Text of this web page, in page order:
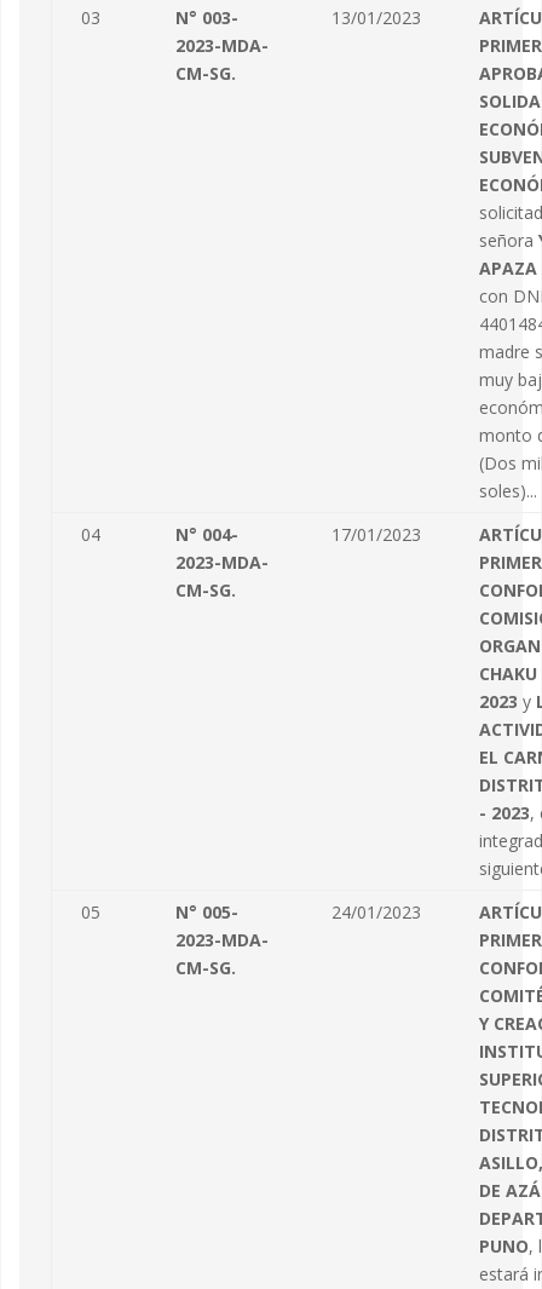
03
N° 003-
2023-MDA-
CM-SG.
13/01/2023
señora
APAZA
con
madre
muy
monto
(Dos
soles)...
04
N° 004-
2023-MDA-
CM-SG.
17/01/2023
2023 y
EL
- 2023,
05
N° 005-
2023-MDA-
CM-SG.
24/01/2023
Y
DE
PUNO,
estará